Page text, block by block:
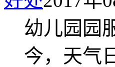
幼儿园园
今，天气